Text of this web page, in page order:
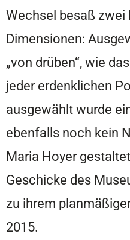
Wechsel besaß
Dimensionen:
„von drüben“, wie
jeder erdenklichen
ausgewählt wurde
ebenfalls noch kein
Maria Hoyer
Geschicke des
zu ihrem
2015.